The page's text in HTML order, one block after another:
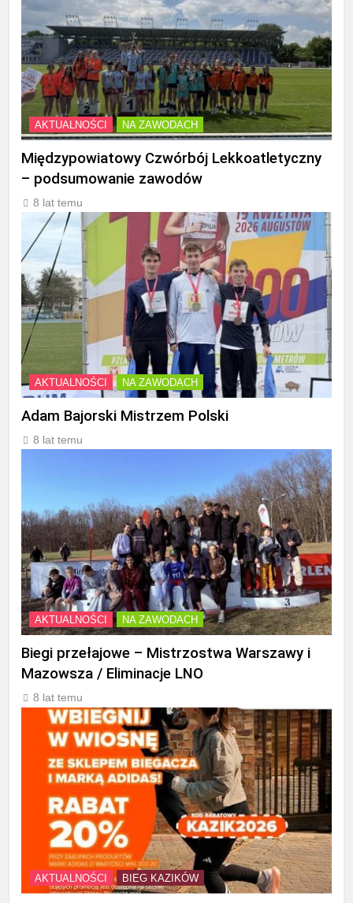
AKTUALNOŚCI NA ZAWODACH
Międzypowiatowy Czwórbój Lekkoatletyczny
– podsumowanie zawodów
8 lat temu
AKTUALNOŚCI NA ZAWODACH
Adam Bajorski Mistrzem Polski
8 lat temu
AKTUALNOŚCI NA ZAWODACH
Biegi przełajowe – Mistrzostwa Warszawy i
Mazowsza / Eliminacje LNO
8 lat temu
AKTUALNOŚCI BIEG KAZIKÓW